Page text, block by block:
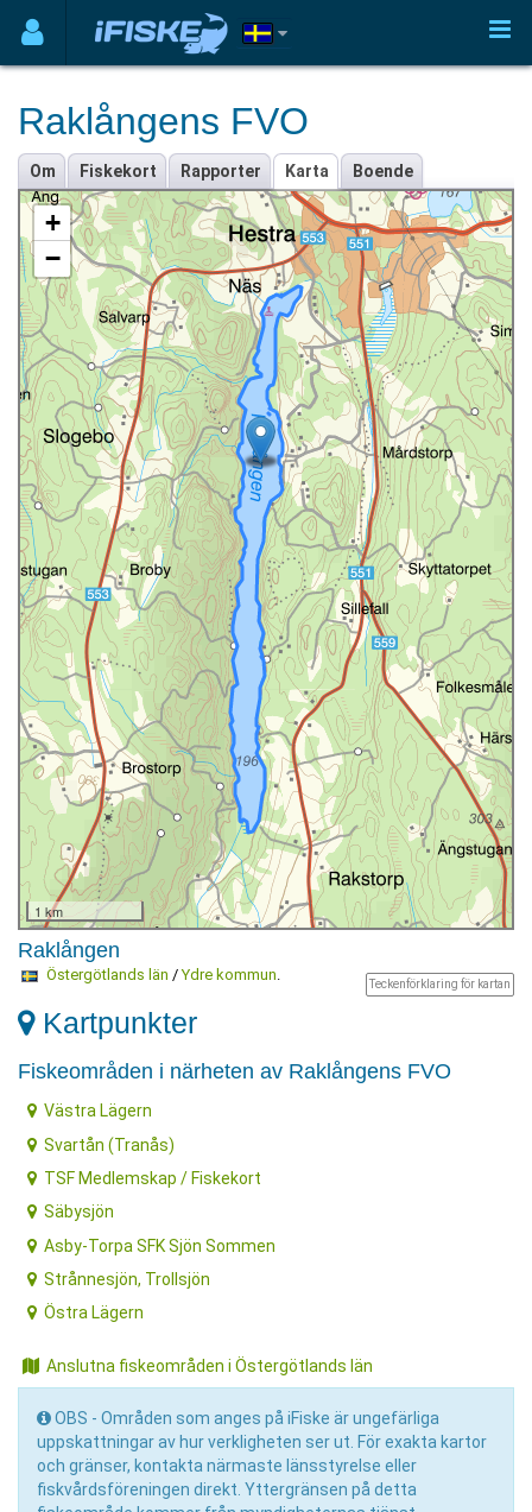
Raklångens FVO
Om Fiskekort Rapporter Karta Boende
+
−
1 km
Raklången
Teckenförklaring för kartan
Östergötlands län /Ydre kommun.
Kartpunkter
Fiskeområden i närheten av Raklångens FVO
Västra Lägern
Svartån (Tranås)
TSF Medlemskap / Fiskekort
Säbysjön
Asby-Torpa SFK Sjön Sommen
Strånnesjön, Trollsjön
Östra Lägern
Anslutna fiskeområden i Östergötlands län
OBS - Områden som anges på iFiske är ungefärliga
uppskattningar av hur verkligheten ser ut. För exakta kartor
och gränser, kontakta närmaste länsstyrelse eller
fiskvårdsföreningen direkt. Yttergränsen på detta